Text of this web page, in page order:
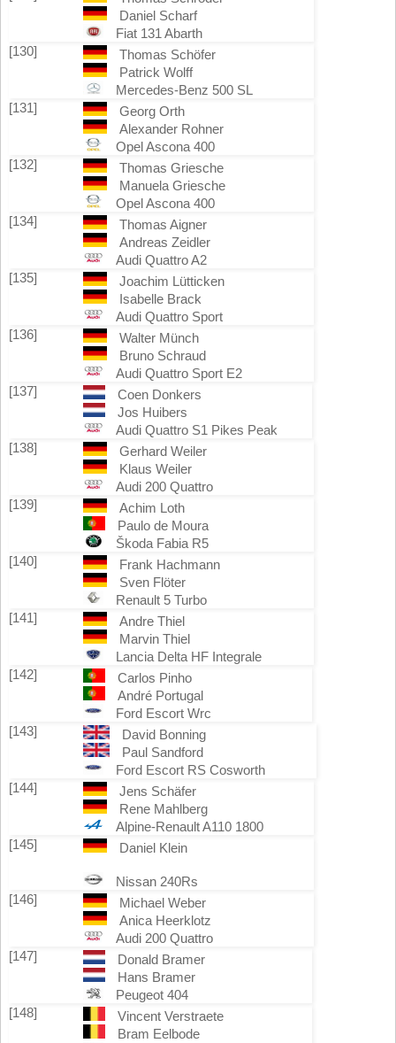
Daniel Scharf
Fiat 131 Abarth
[130]
Thomas Schöfer
Patrick Wolff
Mercedes-Benz 500 SL
[131]
Georg Orth
Alexander Rohner
Opel Ascona 400
[132]
Thomas Griesche
Manuela Griesche
Opel Ascona 400
[134]
Thomas Aigner
Andreas Zeidler
Audi Quattro A2
[135]
Joachim Lütticken
Isabelle Brack
Audi Quattro Sport
[136]
Walter Münch
Bruno Schraud
Audi Quattro Sport E2
[137]
Coen Donkers
Jos Huibers
Audi Quattro S1 Pikes Peak
[138]
Gerhard Weiler
Klaus Weiler
Audi 200 Quattro
[139]
Achim Loth
Paulo de Moura
Škoda Fabia R5
[140]
Frank Hachmann
Sven Flöter
Renault 5 Turbo
[141]
Andre Thiel
Marvin Thiel
Lancia Delta HF Integrale
[142]
Carlos Pinho
André Portugal
Ford Escort Wrc
[143]
David Bonning
Paul Sandford
Ford Escort RS Cosworth
[144]
Jens Schäfer
Rene Mahlberg
Alpine-Renault A110 1800
[145]
Daniel Klein
Nissan 240Rs
[146]
Michael Weber
Anica Heerklotz
Audi 200 Quattro
[147]
Donald Bramer
Hans Bramer
Peugeot 404
[148]
Vincent Verstraete
Bram Eelbode